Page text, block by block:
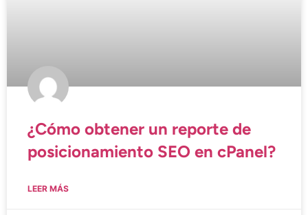
¿Cómo obtener un reporte de
posicionamiento SEO en cPanel?
LEER MÁS